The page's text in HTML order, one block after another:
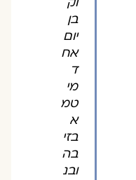
בן
יום
אח
ד
מי
טמ
א
בזי
בה
ובנ